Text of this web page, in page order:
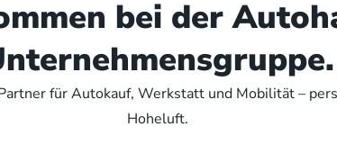
bei der
für Autokauf, Werkstatt und Mobilität –
Hoheluft.